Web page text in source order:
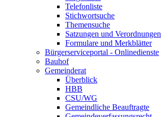
Telefonliste
Stichwortsuche
Themensuche
Satzungen und Verordnungen
Formulare und Merkblätter
Bürgerserviceportal - Onlinedienste
Bauhof
Gemeinderat
Überblick
HBB
CSU/WG
Gemeindliche Beauftragte